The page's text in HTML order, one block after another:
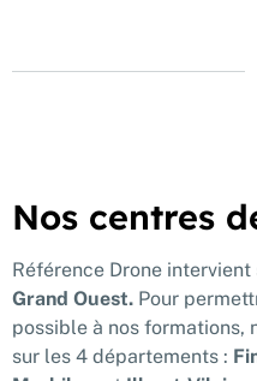
Nos centres
Référence Drone intervient
Grand Ouest. Pour
possible à nos formations,
sur les 4 départements :